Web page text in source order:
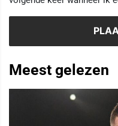
Meest gelezen